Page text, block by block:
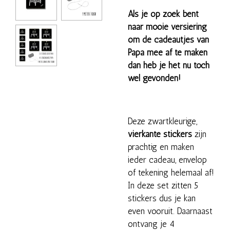
Als je op zoek bent
naar mooie versiering
om de cadeautjes van
Papa mee af te maken
dan heb je het nu toch
wel gevonden!
Deze zwartkleurige,
vierkante stickers zijn
prachtig en maken
ieder cadeau, envelop
of tekening helemaal af!
In deze set zitten 5
stickers dus je kan
even vooruit. Daarnaast
ontvang je 4